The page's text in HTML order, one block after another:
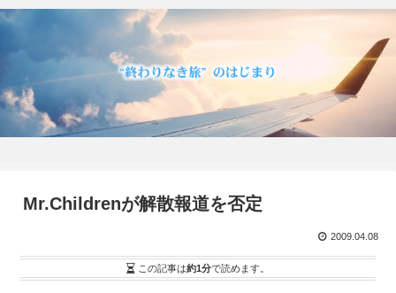
Mr.Childrenが解散報道を否定
2009.04.08
この記事は約1分で読めます。